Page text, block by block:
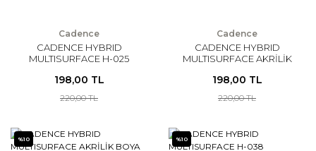
Cadence
CADENCE HYBRID
MULTISURFACE H-025
198,00 TL
220,00 TL
Cadence
CADENCE HYBRID
MULTISURFACE AKRİLİK
198,00 TL
220,00 TL
%10 %10